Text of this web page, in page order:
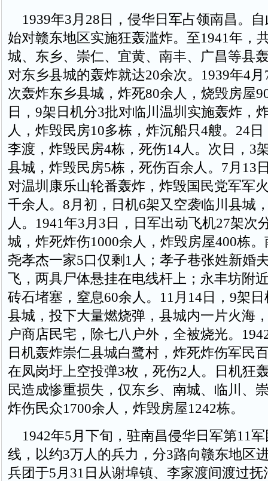
1939年3月28日，侵华日军占领南昌。
始对赣东地区实施狂轰滥炸。至1941年，
城、东乡、崇仁、宜黄、南丰、广昌等县
对东乡县城的轰炸就达20余次。1939年4
次轰炸东乡县城，炸死80余人，烧毁房屋
日，9架日机分3批对临川温圳实施轰炸，
人，炸毁民房10多栋，炸沉船只4艘。24
李渡，炸毁民房4栋，死伤14人。次日，3
县城，炸毁民房5栋，死伤百余人。7月13
对温圳康乐山轮番轰炸，炸毁国民党军军
千余人。8月初，日机6架又空袭临川县城
人。1941年3月3日，日军出动飞机27架次
城，炸死炸伤1000余人，炸毁房屋400栋
尧孝杰一家5口仅剩1人；孝子巷张姓新婚
飞，两具尸体悬挂在电线杆上；永丰坊附
砖石堵塞，窒息60余人。11月14日，9架
县城，投下大量燃烧弹，县城内一片火海
户商店民宅，除七八户外，全被烧光。
日机轰炸崇仁县城白鹭村，炸死炸伤军民
在凤岗圩上空投弹3枚，死伤2人。日机狂
民造成惨重损失，仅东乡、南城、临川、
炸伤民众1700余人，炸毁房屋1242栋。
1942年5月下旬，驻南昌侵华日军第11
线，以约3万人的兵力，分3路向赣东地区
兵团于5月31日从谢埠镇、李家渡间渡过抚